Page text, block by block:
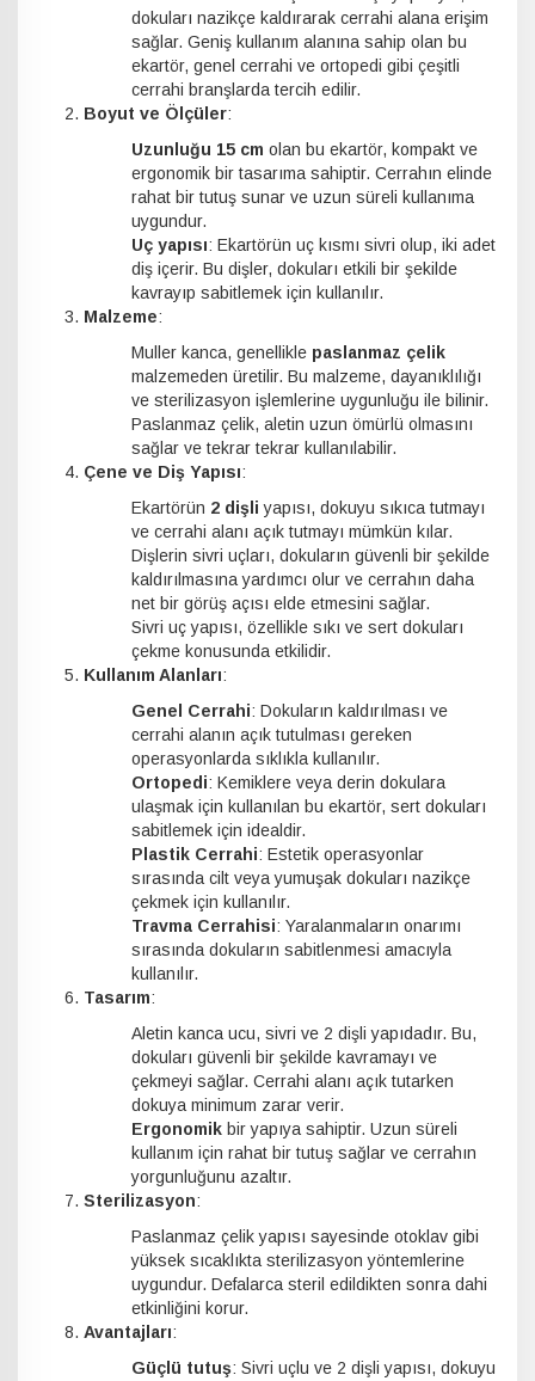
dokuları nazikçe kaldırarak cerrahi alana erişim
sağlar. Geniş kullanım alanına sahip olan bu
ekartör, genel cerrahi ve ortopedi gibi çeşitli
cerrahi branşlarda tercih edilir.
Boyut ve Ölçüler:
Uzunluğu 15 cm olan bu ekartör, kompakt ve
ergonomik bir tasarıma sahiptir. Cerrahın elinde
rahat bir tutuş sunar ve uzun süreli kullanıma
uygundur.
Uç yapısı: Ekartörün uç kısmı sivri olup, iki adet
diş içerir. Bu dişler, dokuları etkili bir şekilde
kavrayıp sabitlemek için kullanılır.
Malzeme:
Muller kanca, genellikle paslanmaz çelik
malzemeden üretilir. Bu malzeme, dayanıklılığı
ve sterilizasyon işlemlerine uygunluğu ile bilinir.
Paslanmaz çelik, aletin uzun ömürlü olmasını
sağlar ve tekrar tekrar kullanılabilir.
Çene ve Diş Yapısı:
Ekartörün 2 dişli yapısı, dokuyu sıkıca tutmayı
ve cerrahi alanı açık tutmayı mümkün kılar.
Dişlerin sivri uçları, dokuların güvenli bir şekilde
kaldırılmasına yardımcı olur ve cerrahın daha
net bir görüş açısı elde etmesini sağlar.
Sivri uç yapısı, özellikle sıkı ve sert dokuları
çekme konusunda etkilidir.
Kullanım Alanları:
Genel Cerrahi: Dokuların kaldırılması ve
cerrahi alanın açık tutulması gereken
operasyonlarda sıklıkla kullanılır.
Ortopedi: Kemiklere veya derin dokulara
ulaşmak için kullanılan bu ekartör, sert dokuları
sabitlemek için idealdir.
Plastik Cerrahi: Estetik operasyonlar
sırasında cilt veya yumuşak dokuları nazikçe
çekmek için kullanılır.
Travma Cerrahisi: Yaralanmaların onarımı
sırasında dokuların sabitlenmesi amacıyla
kullanılır.
Tasarım:
Aletin kanca ucu, sivri ve 2 dişli yapıdadır. Bu,
dokuları güvenli bir şekilde kavramayı ve
çekmeyi sağlar. Cerrahi alanı açık tutarken
dokuya minimum zarar verir.
Ergonomik bir yapıya sahiptir. Uzun süreli
kullanım için rahat bir tutuş sağlar ve cerrahın
yorgunluğunu azaltır.
Sterilizasyon:
Paslanmaz çelik yapısı sayesinde otoklav gibi
yüksek sıcaklıkta sterilizasyon yöntemlerine
uygundur. Defalarca steril edildikten sonra dahi
etkinliğini korur.
Avantajları:
Güçlü tutuş: Sivri uçlu ve 2 dişli yapısı, dokuyu